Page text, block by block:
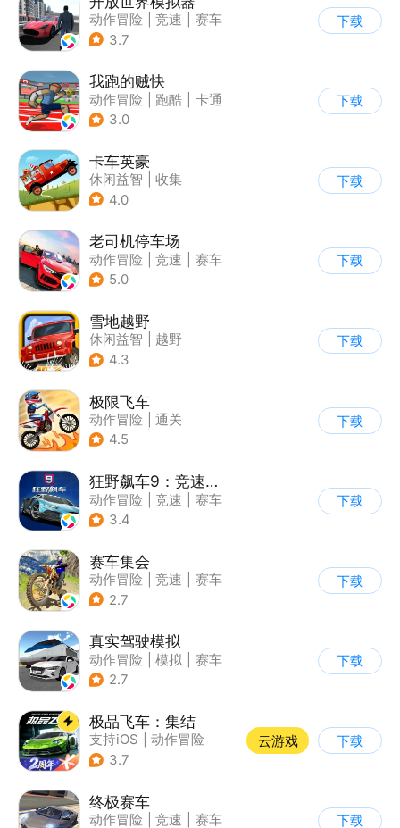
动作冒险 竞速
赛车
| 开放世界
3.7
下载
我跑的贼快
动作冒险 跑酷
卡通
3.0
下载
卡车英豪
休闲益智
收集
4.0
下载
老司机停车场
动作冒险 竞速
赛车
| 写实
5.0
下载
雪地越野
休闲益智
越野
| 横版过关
4.3
下载
极限飞车
动作冒险
通关
| 摩托车
4.5
下载
狂野飙车9：竞速传奇
动作冒险 竞速
赛车
| 狂野飙车
3.4
下载
赛车集会
动作冒险 竞速
赛车
| 写实
2.7
下载
真实驾驶模拟
动作冒险 模拟
赛车
| 漂移
2.7
下载
极品飞车：集结
支持iOS
动作冒险
| 竞速
3.7
云游戏 下载
终极赛车
动作冒险 竞速
赛车
下载